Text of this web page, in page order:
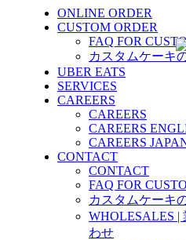
ONLINE ORDER
CUSTOM ORDER
FAQ FOR
カスタムケーキ
UBER EATS
SERVICES
CAREERS
CAREERS
CAREERS
CAREERS
CONTACT
CONTACT
FAQ FOR
カスタムケーキ
WHOLESALES |
わせ